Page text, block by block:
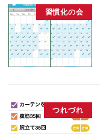
習慣化の会
つれづれ